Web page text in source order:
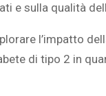
e sulla qualità
l’impatto
di tipo 2 in